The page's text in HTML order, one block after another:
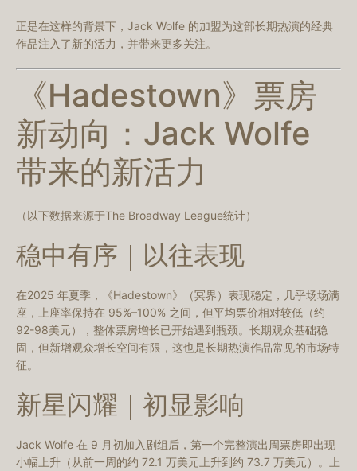
正是在这样的背景下，Jack Wolfe 的加盟为这部长期热演的经典
作品注入了新的活力，并带来更多关注。
《Hadestown》票房
新动向：Jack Wolfe
带来的新活力
（以下数据来源于The Broadway League统计）
稳中有序｜以往表现
在2025 年夏季，《Hadestown》（冥界）表现稳定，几乎场场满
座，上座率保持在 95%–100% 之间，但平均票价相对较低（约
92-98美元），整体票房增长已开始遇到瓶颈。长期观众基础稳
固，但新增观众增长空间有限，这也是长期热演作品常见的市场特
征。
新星闪耀｜初显影响
Jack Wolfe 在 9 月初加入剧组后，第一个完整演出周票房即出现
小幅上升（从前一周的约 72.1 万美元上升到约 73.7 万美元）。上